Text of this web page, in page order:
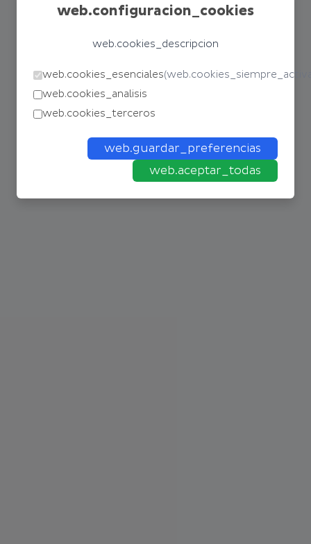
web.configuracion_cookies
web.cookies_descripcion
web.cookies_esenciales(
web.cookies_analisis
web.cookies_terceros
web.guardar_preferencias
web.aceptar_todas